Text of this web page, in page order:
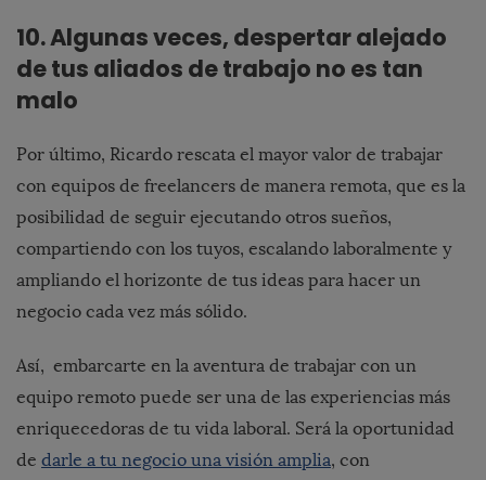
10. Algunas veces, despertar alejado
de tus aliados de trabajo no es tan
malo
Por último, Ricardo rescata el mayor valor de trabajar
con equipos de freelancers de manera remota, que es la
posibilidad de seguir ejecutando otros sueños,
compartiendo con los tuyos, escalando laboralmente y
ampliando el horizonte de tus ideas para hacer un
negocio cada vez más sólido.
Así, embarcarte en la aventura de trabajar con un
equipo remoto puede ser una de las experiencias más
enriquecedoras de tu vida laboral. Será la oportunidad
de darle a tu negocio una visión amplia, con